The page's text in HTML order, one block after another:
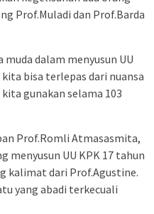
Prof.Muladi dan Prof.Barda
dalam menyusun UU
bisa terlepas dari nuansa
gunakan selama 103
Prof.Romli Atmasasmita,
menyusun UU KPK 17 tahun
kalimat dari Prof.Agustine.
yang abadi terkecuali